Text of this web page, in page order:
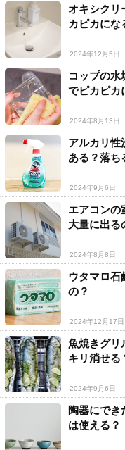
オキシクリ
カピカにな
2024年12月5日
コップの水
でピカピカ
2024年8月13日
アルカリ性
ある？落ち
2024年9月6日
エアコンの
大量に出る
2024年8月8日
ウタマロ石
の？
2024年12月17日
魚焼きグリ
キリ消せる
2024年9月6日
陶器にでき
は使える？